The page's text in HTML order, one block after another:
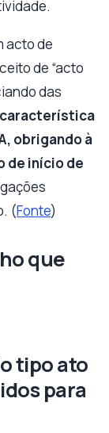
acto de
de “acto
das
característica
obrigando à
de início de
(Fonte)
que
tipo ato
para